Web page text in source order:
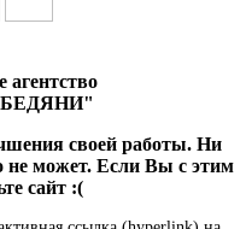
своей работы. Ни
не может. Если Вы с этим
сайт :(